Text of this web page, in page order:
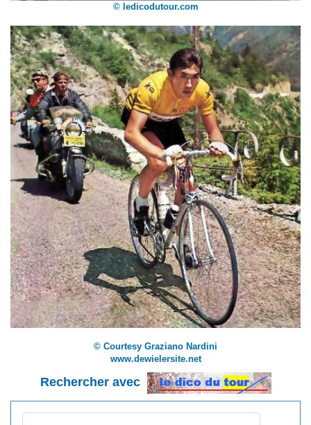
© ledicodutour.com
© Courtesy Graziano Nardini
www.dewielersite.net
Rechercher avec